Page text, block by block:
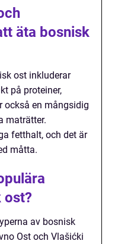
äta bosnisk
ost inkluderar
på proteiner,
också en mångsidig
maträtter.
fetthalt, och det är
måtta.
ost?
av bosnisk
Ost och Vlašićki